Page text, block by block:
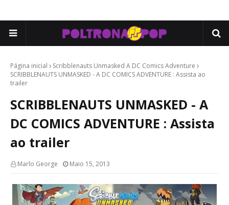
Página inicial
Scribblenauts Unmasked A DC Comics Adventure
SCRIBBLENAUTS UNMASKED - A DC COMICS ADVENTURE : Assista ao
trailer
SCRIBBLENAUTS UNMASKED - A
DC COMICS ADVENTURE : Assista
ao trailer
Marlo George Maio 15, 2013